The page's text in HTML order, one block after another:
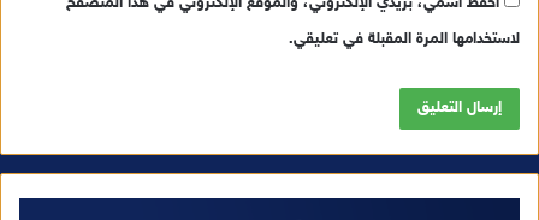
لاستخدامها المرة المقبلة في تعليقي.